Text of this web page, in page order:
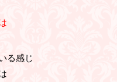
る感じ